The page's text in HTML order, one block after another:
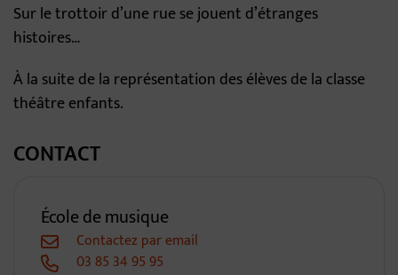
Sur le trottoir d’une rue se jouent d’étranges
histoires…
À la suite de la représentation des élèves de la classe
théâtre enfants.
CONTACT
École de musique
Contactez par email
03 85 34 95 95